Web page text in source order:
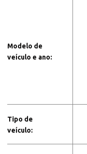
Modelo de
veículo e ano:
Tipo de
veículo: